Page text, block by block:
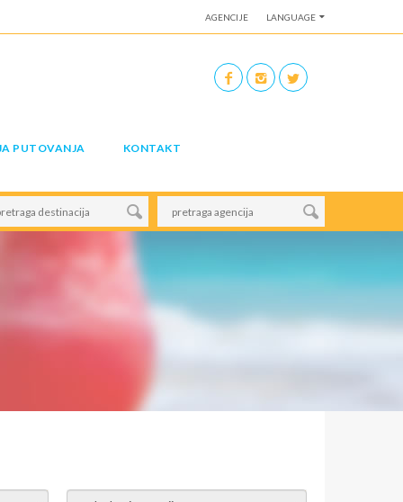
AGENCIJE LANGUAGE
PUTOVANJA KONTAKT